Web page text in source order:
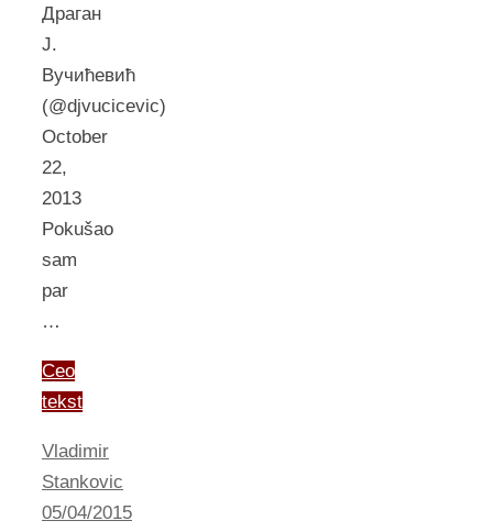
Драган
Ј.
Вучићевић
(@djvucicevic)
October
22,
2013
Pokušao
sam
par
…
Ceo
tekst
Vladimir
Stankovic
05/04/2015